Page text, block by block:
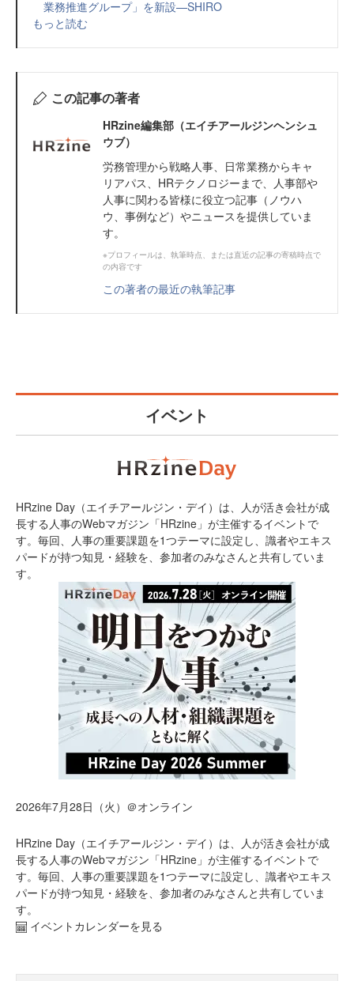
業務推進グループ」を新設—SHIRO
もっと読む
この記事の著者
HRzine編集部（エイチアールジンヘンシュ
ウブ）
労務管理から戦略人事、日常業務からキャ
リアパス、HRテクノロジーまで、人事部や
人事に関わる皆様に役立つ記事（ノウハ
ウ、事例など）やニュースを提供していま
す。
※プロフィールは、執筆時点、または直近の記事の寄稿時点で
の内容です
この著者の最近の執筆記事
イベント
HRzine Day（エイチアールジン・デイ）は、人が活き会社が成
長する人事のWebマガジン「HRzine」が主催するイベントで
す。毎回、人事の重要課題を1つテーマに設定し、識者やエキス
パードが持つ知見・経験を、参加者のみなさんと共有していま
す。
2026年7月28日（火）＠オンライン
HRzine Day（エイチアールジン・デイ）は、人が活き会社が成
長する人事のWebマガジン「HRzine」が主催するイベントで
す。毎回、人事の重要課題を1つテーマに設定し、識者やエキス
パードが持つ知見・経験を、参加者のみなさんと共有していま
す。
イベントカレンダーを見る